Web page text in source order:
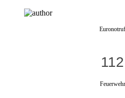
Euronotruf
112
Feuerwehr